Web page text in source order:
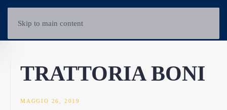
Skip to main content
TRATTORIA BONI
MAGGIO 26, 2019